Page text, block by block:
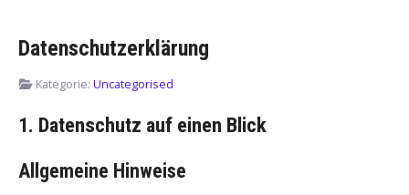
Datenschutzerklärung
Kategorie: Uncategorised
1. Datenschutz auf einen Blick
Allgemeine Hinweise